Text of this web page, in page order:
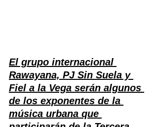
El grupo internacional
Rawayana, PJ Sin Suela y
Fiel a la Vega serán algunos
de los exponentes de la
música urbana que